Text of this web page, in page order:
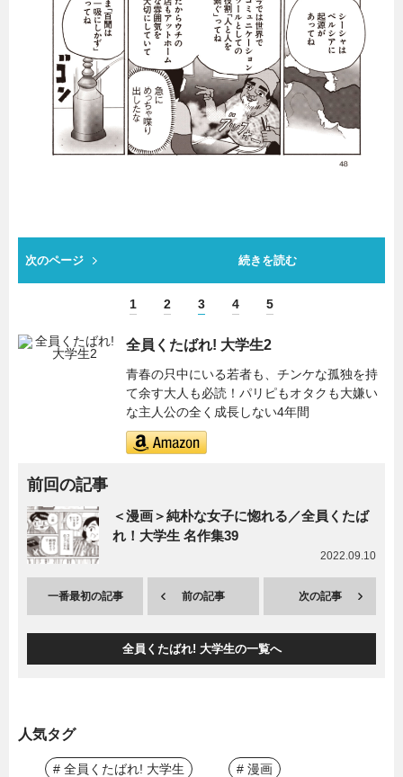
次のページ 続きを読む
1 2 3 4 5
全員くたばれ! 大学生2
青春の只中にいる若者も、チンケな孤独を持
て余す大人も必読！パリピもオタクも大嫌い
な主人公の全く成長しない4年間
前回の記事
＜漫画＞純朴な女子に惚れる／全員くたば
れ！大学生 名作集39
2022.09.10
一番最初の記事 前の記事 次の記事
全員くたばれ! 大学生の一覧へ
人気タグ
# 全員くたばれ! 大学生 # 漫画